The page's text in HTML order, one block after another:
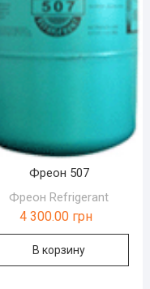
Фреон 507
Фреон Refrigerant
4 300.00 грн
В корзину